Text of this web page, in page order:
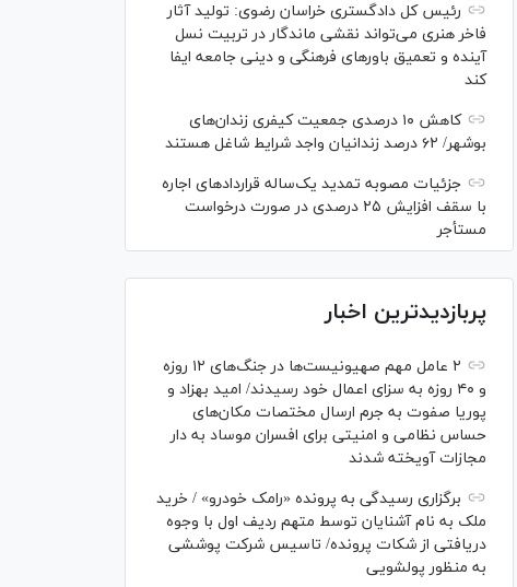
رئیس کل دادگستری خراسان رضوی: تولید آثار
فاخر هنری می‌تواند نقشی ماندگار در تربیت نسل
آینده و تعمیق باور‌های فرهنگی و دینی جامعه ایفا
کند
کاهش ۱۰ درصدی جمعیت کیفری زندان‌های
بوشهر/ ۶۲ درصد زندانیان واجد شرایط شاغل هستند
جزئیات مصوبه تمدید یک‌ساله قرارداد‌های اجاره
با سقف افزایش ۲۵ درصدی در صورت درخواست
مستأجر
پربازدیدترین اخبار
۲ عامل مهم صهیونیست‌ها در جنگ‌های ۱۲ روزه
و ۴۰ روزه به سزای اعمال خود رسیدند/ امید بهزاد و
پوریا صفوت به جرم ارسال مختصات مکان‌های
حساس نظامی و امنیتی برای افسران موساد به دار
مجازات آویخته شدند
برگزاری رسیدگی به پرونده «رامک خودرو» / خرید
ملک به نام آشنایان توسط متهم ردیف اول با وجوه
دریافتی از شکات پرونده/ تاسیس شرکت پوششی
به منظور پولشویی